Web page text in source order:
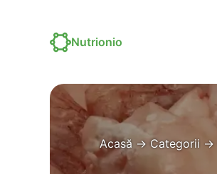
Nutrionio
Acasă → Categorii →